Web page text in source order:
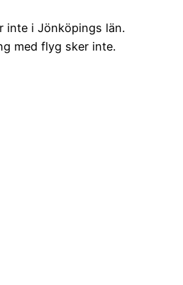
inte i Jönköpings län.
med flyg sker inte.